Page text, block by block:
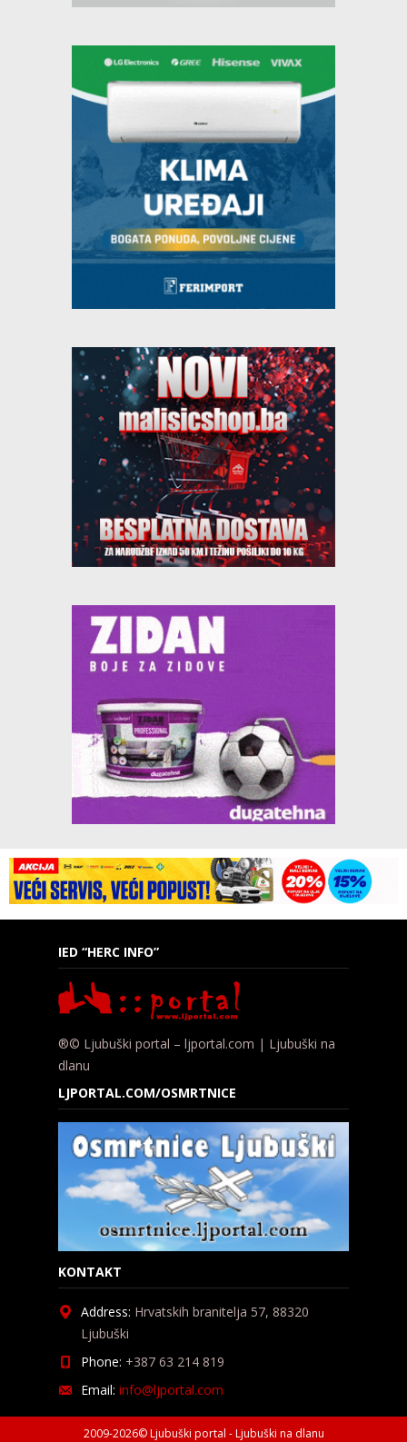
IED “HERC INFO”
®© Ljubuški portal – ljportal.com | Ljubuški na
dlanu
LJPORTAL.COM/OSMRTNICE
KONTAKT
Address: Hrvatskih branitelja 57, 88320
Ljubuški
Phone: +387 63 214 819
Email: info@ljportal.com
2009-2026© Ljubuški portal - Ljubuški na dlanu